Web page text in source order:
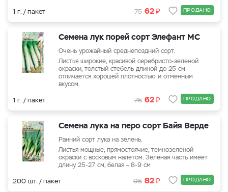
1 г. / пакет 75 62₽ ПРОДАНО
Семена лук порей сорт Элефант МС
Очень урожайный среднепоздний сорт.
Листья широкие, красивой серебристо-зеленой
окраски, толстый стебель длиной до 25 см
отличается хорошей плотностью и отменным
вкусом.
1 г. / пакет 75 62₽ ПРОДАНО
Семена лука на перо сорт Байя Верде
Ранний сорт лука на зелень.
Листья мощные, прямостоячие, темнозеленой
окраски с восковым налетом. Зеленая часть имеет
длину 25-27 см, белая – 8-9 см
200 шт. / пакет 95 82₽ ПРОДАНО